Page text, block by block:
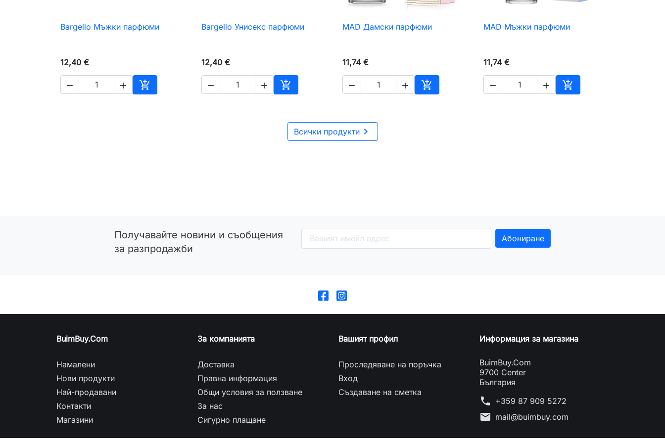
 Бърз преглед
Bargello Мъжки парфюми
12,40 €
  
Добавяне към количката
 Бърз преглед
Bargello Унисекс парфюми
12,40 €
  
Добавяне към количката
 Бърз преглед
MAD Дамски парфюми
11,74 €
  
Добавяне към количката
 Бърз преглед
MAD Мъжки парфюми
11,74 €
  
Добавяне към
Всички продукти
Получавайте новини и съобщения
за разпродажби
BuimBuy.Com
Намалени
Нови продукти
Най-продавани
Контакти
Магазини
За компанията
Доставка
Правна информация
Общи условия за ползване
За нас
Сигурно плащане
Вашият профил
Проследяване на поръчка
Вход
Създаване на сметка
Информация за магазина
BuimBuy.Com
9700 Center
България
phone +359 87 909 5272
mail mail@buimbuy.com